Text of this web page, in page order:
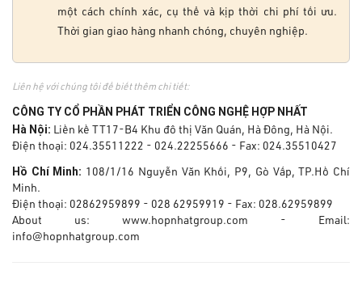
một cách chính xác, cụ thể và kịp thời chi phí tối ưu.
Thời gian giao hàng nhanh chóng, chuyên nghiệp.
Liên hệ với chúng tôi để biết thêm chi tiết:
CÔNG TY CỔ PHẦN PHÁT TRIỂN CÔNG NGHỆ HỢP NHẤT
Hà Nội: Liền kề TT17-B4 Khu đô thị Văn Quán, Hà Đông, Hà Nội.
Điện thoại: 024.35511222 - 024.22255666 - Fax: 024.35510427
Hồ Chí Minh: 108/1/16 Nguyễn Văn Khối, P9, Gò Vấp, TP.Hồ Chí
Minh.
Điện thoại: 02862959899 - 028 62959919 - Fax: 028.62959899
About us: www.hopnhatgroup.com - Email:
info@hopnhatgroup.com